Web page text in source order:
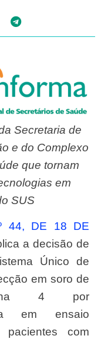
Secretaria de
e do Complexo
que tornam
em
SUS
a decisão de
Único de
em soro de
4 por
em ensaio
com